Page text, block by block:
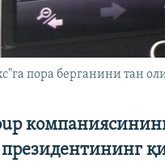
пора берганини тан